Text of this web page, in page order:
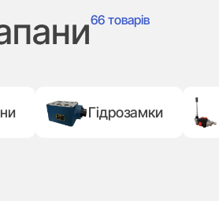
66 товарів
Гідрозамки